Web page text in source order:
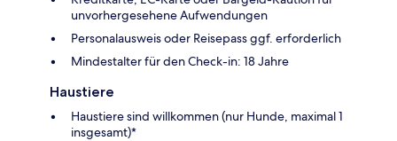
unvorhergesehene Aufwendungen
Personalausweis oder Reisepass ggf. erforderlich
Mindestalter für den Check-in: 18 Jahre
Haustiere
Haustiere sind willkommen (nur Hunde, maximal 1
insgesamt)*